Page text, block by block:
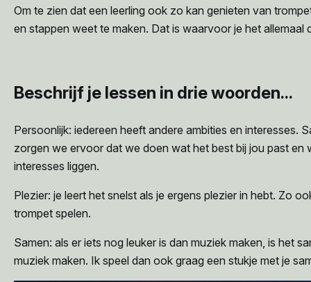
Om te zien dat een leerling ook zo kan genieten van
en stappen weet te maken. Dat is waarvoor je het allemaal
Beschrijf je lessen in drie woorden...
Persoonlijk: iedereen heeft andere ambities en interesses.
zorgen we ervoor dat we doen wat het best bij jou past en
interesses liggen.
Plezier: je leert het snelst als je ergens plezier in hebt. Zo
trompet spelen.
Samen: als er iets nog leuker is dan muziek maken, is het
muziek maken. Ik speel dan ook graag een stukje met je